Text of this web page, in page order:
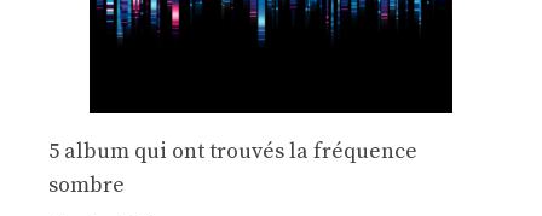
5 album qui ont trouvés la fréquence
sombre